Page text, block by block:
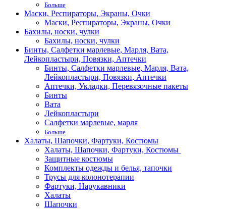
Больше
Маски, Респираторы, Экраны, Очки
Маски, Респираторы, Экраны, Очки
Бахилы, носки, чулки
Бахилы, носки, чулки
Бинты, Салфетки марлевые, Марля, Вата,
Лейкопластыри, Повязки, Аптечки
Бинты, Салфетки марлевые, Марля, Вата,
Лейкопластыри, Повязки, Аптечки
Аптечки, Укладки, Перевязочные пакеты
Бинты
Вата
Лейкопластыри
Салфетки марлевые, марля
Больше
Халаты, Шапочки, Фартуки, Костюмы
Халаты, Шапочки, Фартуки, Костюмы
Защитные костюмы
Комплекты одежды и белья, тапочки
Трусы для колонотерапии
Фартуки, Нарукавники
Халаты
Шапочки